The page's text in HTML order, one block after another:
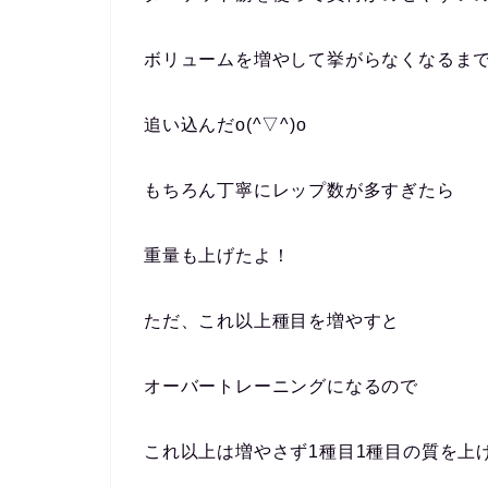
ボリュームを増やして挙がらなくなるま
追い込んだo(^▽^)o
もちろん丁寧にレップ数が多すぎたら
重量も上げたよ！
ただ、これ以上種目を増やすと
オーバートレーニングになるので
これ以上は増やさず1種目1種目の質を上